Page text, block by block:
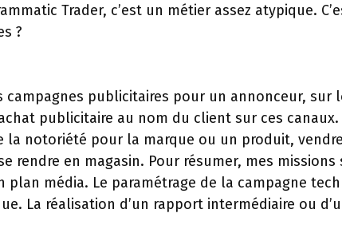
Trader, c’est un métier assez atypique.
?
campagnes publicitaires pour un annonceur, sur
publicitaire au nom du client sur ces
la notoriété pour la marque ou un produit,
rendre en magasin. Pour résumer, mes
plan média. Le paramétrage de la campagne
La réalisation d’un rapport intermédiaire ou